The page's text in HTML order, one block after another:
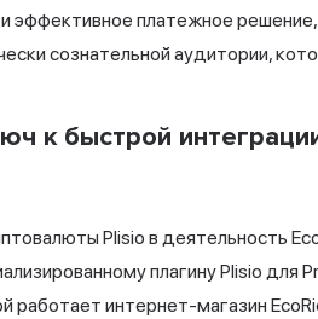
эффективное платежное
сознательной аудитории,
к быстрой
Plisio в деятельность
плагину Plisio для
работает интернет-магазин